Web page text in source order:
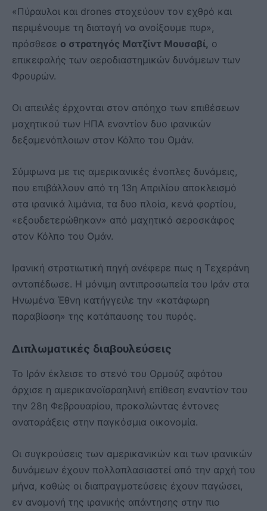
«Πύραυλοι και drones στοχεύουν τον εχθρό και
περιμένουμε τη διαταγή να ανοίξουμε πυρ»,
πρόσθεσε ο στρατηγός Ματζίντ Μουσαβί, ο
επικεφαλής των αεροδιαστημικών δυνάμεων των
Φρουρών.
Οι απειλές έρχονται στον απόηχο των επιθέσεων
μαχητικού των ΗΠΑ εναντίον δυο ιρανικών
δεξαμενόπλοιων στον Κόλπο του Ομάν.
Σύμφωνα με τις αμερικανικές ένοπλες δυνάμεις,
που επιβάλλουν από τη 13η Απριλίου αποκλεισμό
στα ιρανικά λιμάνια, τα δυο πλοία, κενά φορτίου,
«εξουδετερώθηκαν» από μαχητικό αεροσκάφος
στον Κόλπο του Ομάν.
Ιρανική στρατιωτική πηγή ανέφερε πως η Τεχεράνη
ανταπέδωσε. Η μόνιμη αντιπροσωπεία του Ιράν στα
Ηνωμένα Έθνη κατήγγειλε την «κατάφωρη
παραβίαση» της κατάπαυσης του πυρός.
Διπλωματικές διαβουλεύσεις
Το Ιράν έκλεισε το στενό του Ορμούζ αφότου
άρχισε η αμερικανοϊσραηλινή επίθεση εναντίον του
την 28η Φεβρουαρίου, προκαλώντας έντονες
αναταράξεις στην παγκόσμια οικονομία.
Οι συγκρούσεις των αμερικανικών και των ιρανικών
δυνάμεων έχουν πολλαπλασιαστεί από την αρχή του
μήνα, καθώς οι διαπραγματεύσεις έχουν παγώσει,
εν αναμονή της ιρανικής απάντησης στην πιο